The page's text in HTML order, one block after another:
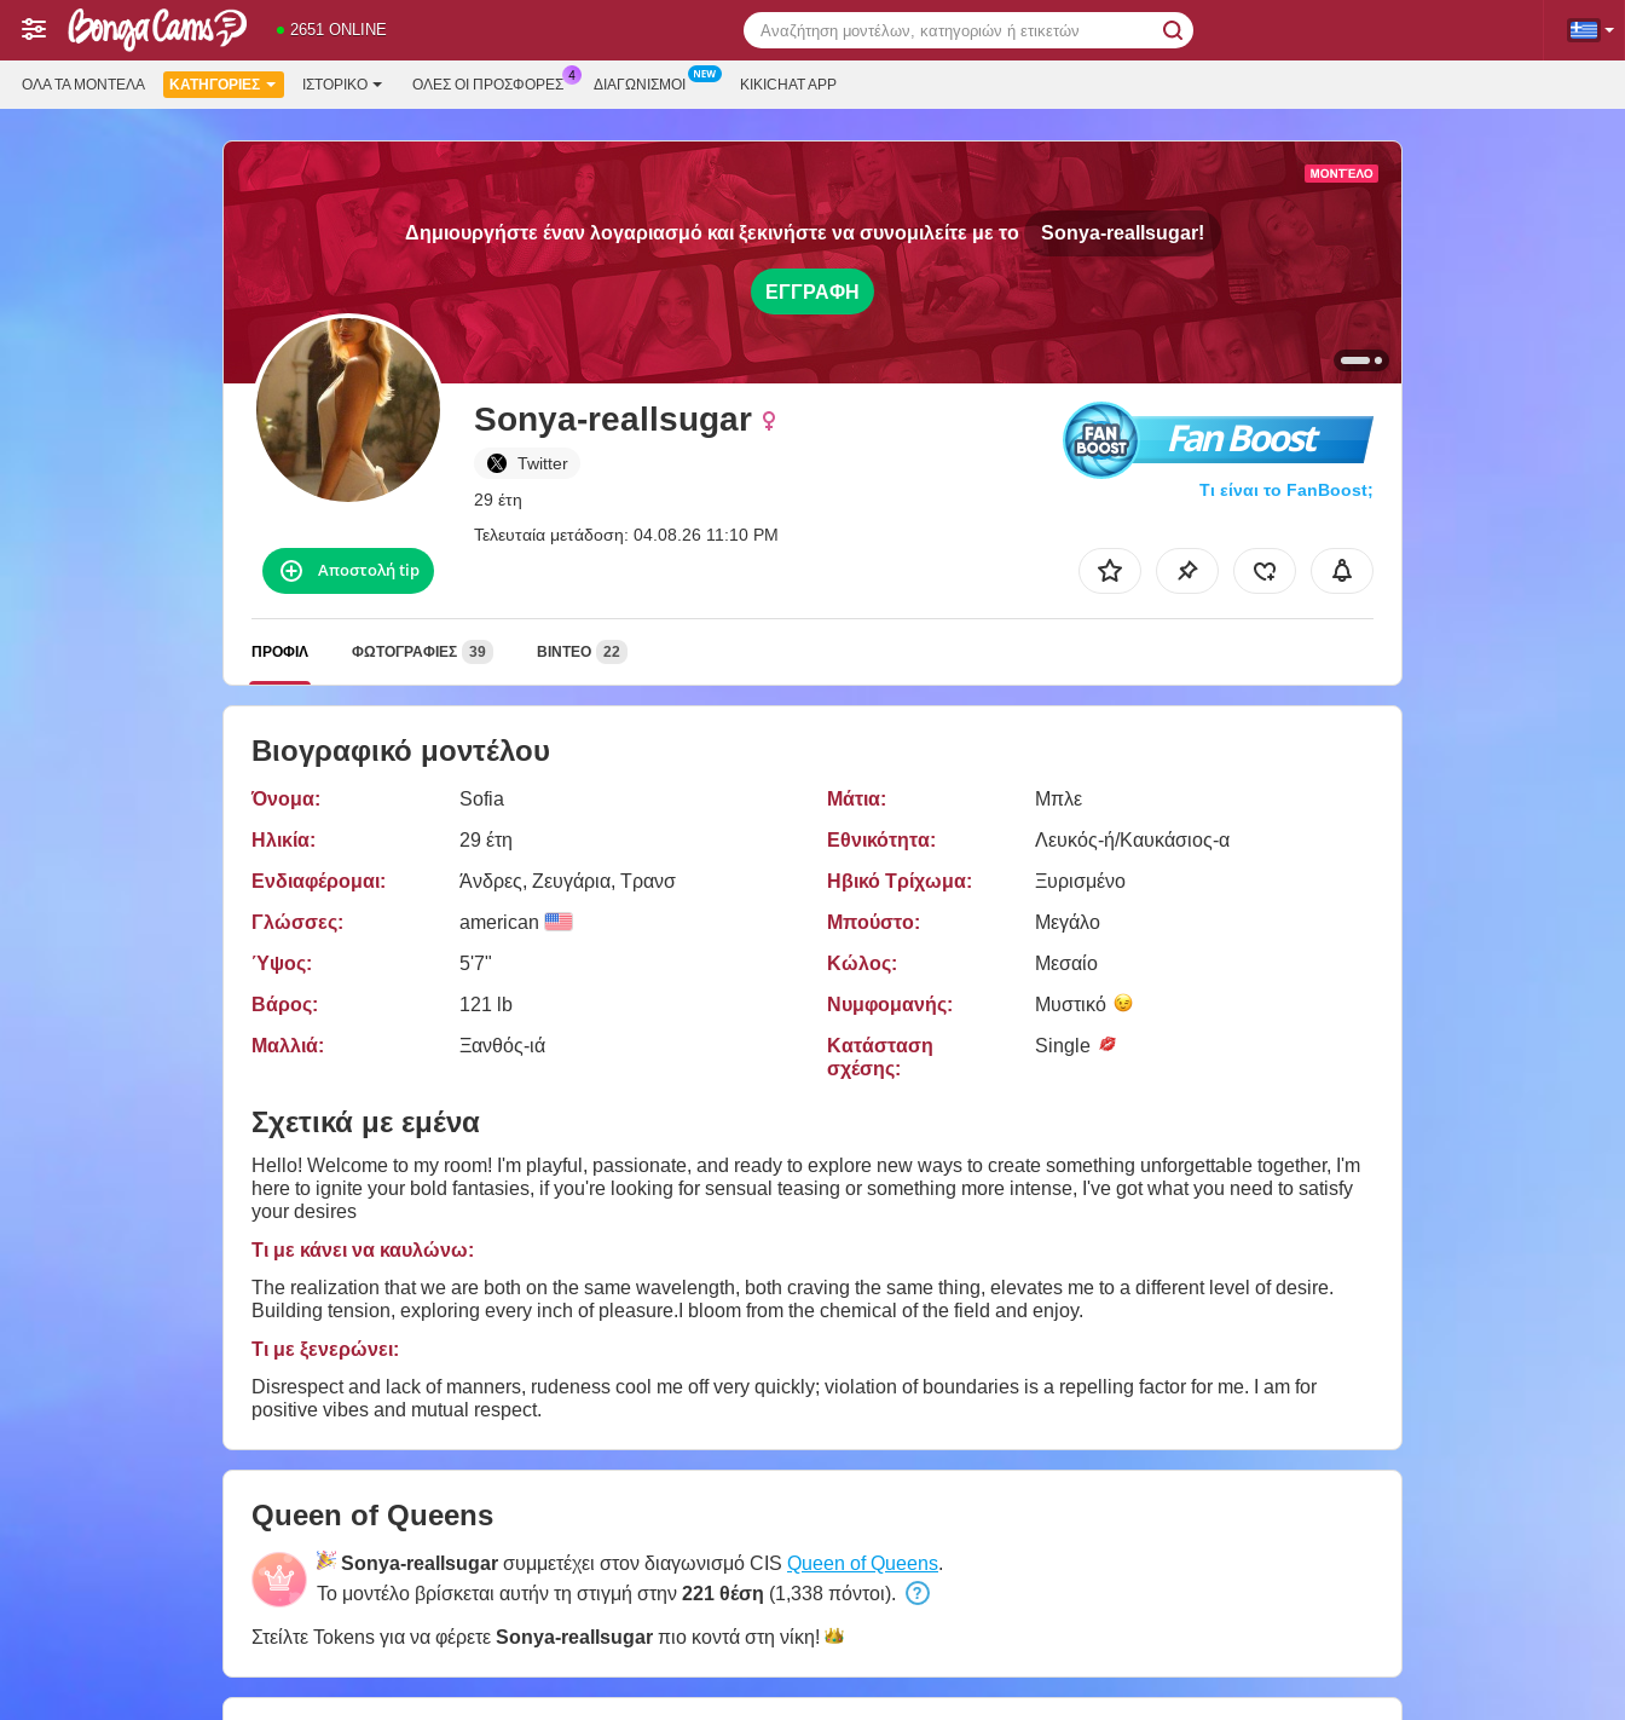
2651 ONLINE
ΌΛΑ ΤΑ ΜΟΝΤΈΛΑ ΚΑΤΗΓΟΡΊΕΣ ΙΣΤΟΡΙΚΌ ΟΛΕΣ ΟΙ ΠΡΟΣΦΟΡΕΣ ΔΙΑΓΩΝΙΣΜΟΊ KIKICHAT APP
Δημιουργήστε έναν λογαριασμό και ξεκινήστε να συνομιλείτε με το Sonya-reallsugar!
ΕΓΓΡΑΦΉ
Sonya-reallsugar
Twitter
29 έτη
Τελευταία μετάδοση: 04.08.26 11:10 PM
Fan Boost
Τι είναι το FanBoost;
Αποστολή tip
ΠΡΟΦΊΛ ΦΩΤΟΓΡΑΦΊΕΣ 39 ΒΊΝΤΕΟ 22
Βιογραφικό μοντέλου
Όνομα:
Sofia
Ηλικία:
29 έτη
Ενδιαφέρομαι:
Άνδρες, Zευγάρια, Τρανσ
Γλώσσες:
american
Ύψος:
5'7"
Βάρος:
121 lb
Μαλλιά:
Ξανθός-ιά
Μάτια:
Μπλε
Εθνικότητα:
Λευκός-ή/Καυκάσιος-α
Ηβικό Τρίχωμα:
Ξυρισμένο
Μπούστο:
Μεγάλο
Κώλος:
Μεσαίο
Νυμφομανής:
Μυστικό
Κατάσταση
σχέσης:
Single
Σχετικά με εμένα
Hello! Welcome to my room! I'm playful, passionate, and ready to explore new ways to create something unforgettable together, I'm
here to ignite your bold fantasies, if you're looking for sensual teasing or something more intense, I've got what you need to satisfy
your desires
Τι με κάνει να καυλώνω:
The realization that we are both on the same wavelength, both craving the same thing, elevates me to a different level of desire.
Building tension, exploring every inch of pleasure.I bloom from the chemical of the field and enjoy.
Τι με ξενερώνει:
Disrespect and lack of manners, rudeness cool me off very quickly; violation of boundaries is a repelling factor for me. I am for
positive vibes and mutual respect.
Queen of Queens
Sonya-reallsugar συμμετέχει στον διαγωνισμό CIS Queen of Queens.
Το μοντέλο βρίσκεται αυτήν τη στιγμή στην 221 θέση (1,338 πόντοι).
Στείλτε Tokens για να φέρετε Sonya-reallsugar πιο κοντά στη νίκη!